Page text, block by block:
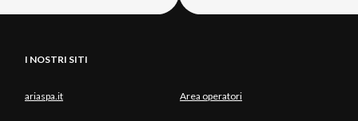
I NOSTRI SITI
ariaspa.it Area operatori